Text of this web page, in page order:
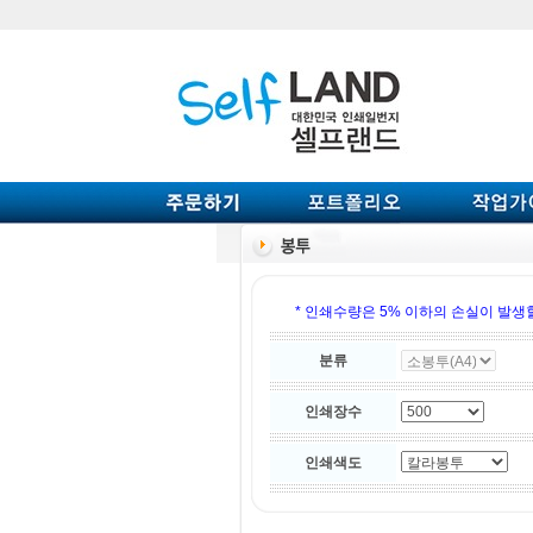
* 인쇄수량은 5% 이하의 손실이 발생
분류
인쇄장수
인쇄색도